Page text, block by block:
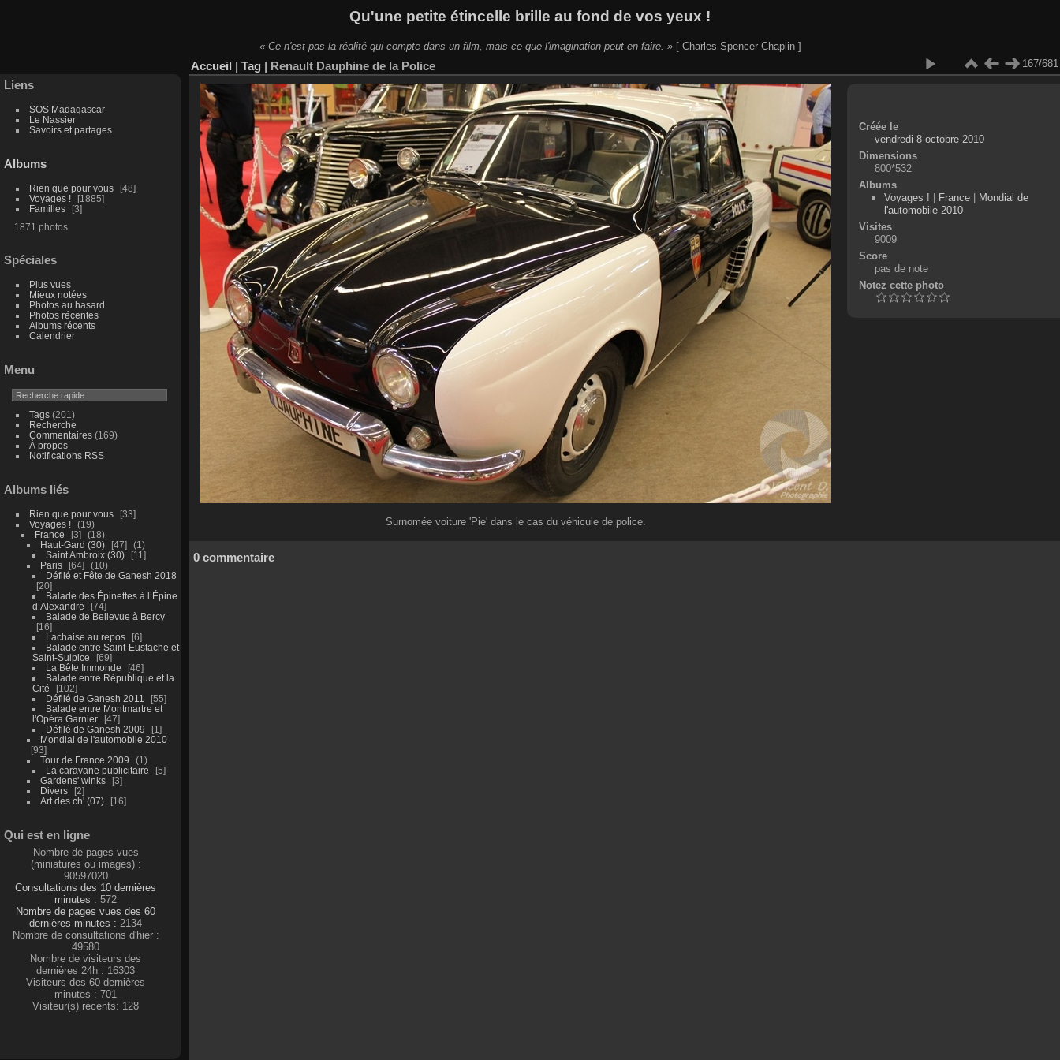
Qu'une petite étincelle brille au fond de vos yeux !
« Ce n'est pas la réalité qui compte dans un film, mais ce que l'imagination peut en faire. »[ Charles Spencer Chaplin ]
Liens
SOS Madagascar
Le Nassier
Savoirs et partages
Albums
Rien que pour vous
48
Voyages !
1885
Familles
3
1871 photos
Spéciales
Plus vues
Mieux notées
Photos au hasard
Photos récentes
Albums récents
Calendrier
Menu
Tags(201)
Recherche
Commentaires(169)
À propos
Notifications RSS
Albums liés
Rien que pour vous
33
Voyages !
19
France
3
18
Haut-Gard (30)
47
1
Saint Ambroix (30)
11
Paris
64
10
Défilé et Fête de Ganesh 2018
20
Balade des Épinettes à l’Épine
d’Alexandre
74
Balade de Bellevue à Bercy
16
Lachaise au repos
6
Balade entre Saint-Eustache et
Saint-Sulpice
69
La Bête Immonde
46
Balade entre République et la
Cité
102
Défilé de Ganesh 2011
55
Balade entre Montmartre et
l'Opéra Garnier
47
Défilé de Ganesh 2009
1
Mondial de l'automobile 2010
93
Tour de France 2009
1
La caravane publicitaire
5
Gardens' winks
3
Divers
2
Art des ch' (07)
16
Qui est en ligne
Nombre de pages vues
(miniatures ou images) :
90597020
Consultations des 10 dernières
minutes :572
Nombre de pages vues des 60
dernières minutes : 2134
Nombre de consultations d'hier :
49580
Nombre de visiteurs des
dernières 24h : 16303
Visiteurs des 60 dernières
minutes : 701
Visiteur(s) récents: 128
Accueil | Tag | Renault Dauphine de la Police 167/681
Surnomée voiture 'Pie' dans le cas du véhicule de police.
Créée le
vendredi 8 octobre 2010
Dimensions
800*532
Albums
Voyages !
France
Mondial de
l'automobile 2010
Visites
9009
Score
pas de note
Notez cette photo
0 commentaire